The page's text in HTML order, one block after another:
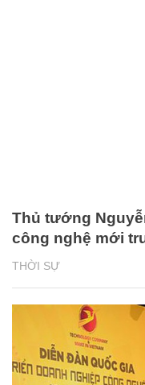
THỜI SỰ
Thủ tướng
công nghệ mới